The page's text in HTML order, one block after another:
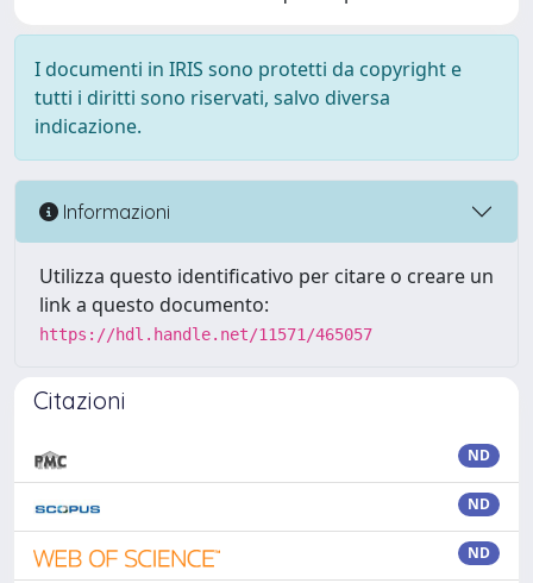
I documenti in IRIS sono protetti da copyright e
tutti i diritti sono riservati, salvo diversa
indicazione.
Informazioni
Utilizza questo identificativo per citare o creare un
link a questo documento:
https://hdl.handle.net/11571/465057
Citazioni
ND
ND
ND